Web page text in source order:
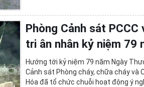
Phòng Cảnh sát
tri ân nhân kỷ niệm 79
Hướng tới kỷ niệm 79 năm Ngày
Cảnh sát Phòng cháy, chữa cháy và
Hóa đã tổ chức chuỗi hoạt động ý